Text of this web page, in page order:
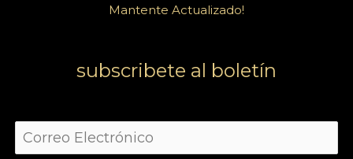
Mantente Actualizado!
subscribete al boletín